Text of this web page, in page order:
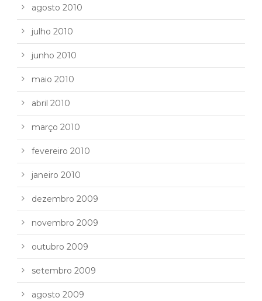
agosto 2010
julho 2010
junho 2010
maio 2010
abril 2010
março 2010
fevereiro 2010
janeiro 2010
dezembro 2009
novembro 2009
outubro 2009
setembro 2009
agosto 2009